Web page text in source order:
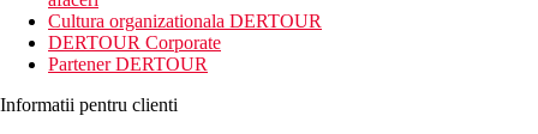
Cultura organizationala DERTOUR
DERTOUR Corporate
Partener DERTOUR
Informatii pentru clienti